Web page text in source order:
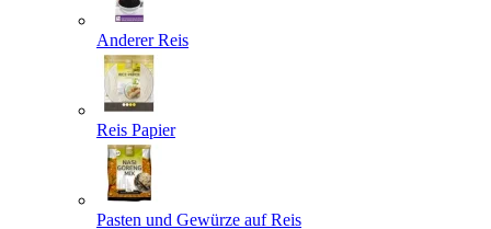
Anderer Reis
Reis Papier
Pasten und Gewürze auf Reis